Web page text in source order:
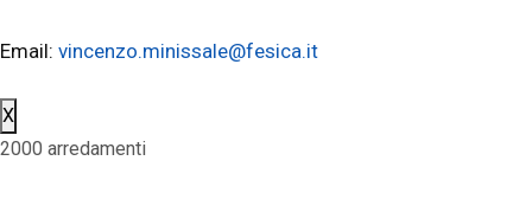
Email: vincenzo.minissale@fesica.it
X
2000 arredamenti